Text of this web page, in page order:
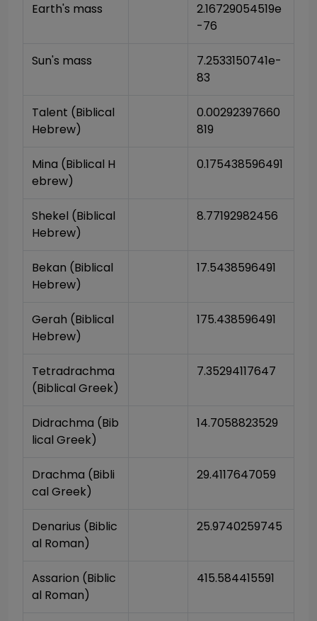
Earth's mass
2.16729054519e
-76
Sun's mass
7.2533150741e-
83
Talent (Biblical
Hebrew)
0.00292397660
819
Mina (Biblical H
ebrew)
0.175438596491
Shekel (Biblical
Hebrew)
8.77192982456
Bekan (Biblical
Hebrew)
17.5438596491
Gerah (Biblical
Hebrew)
175.438596491
Tetradrachma
(Biblical Greek)
7.35294117647
Didrachma (Bib
lical Greek)
14.7058823529
Drachma (Bibli
cal Greek)
29.4117647059
Denarius (Biblic
al Roman)
25.9740259745
Assarion (Biblic
al Roman)
415.584415591